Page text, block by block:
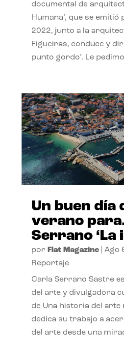
documental de
Humana’, que se emitió
2022, junto a la
Figueiras, conduce y
punto gordo’. Le
Un buen día
verano
Serrano ‘La
por Flat Magazine| Ago
Reportaje
Carla Serrano Sastre
del arte y divulgadora
de Una historia del arte
dedica su trabajo a
del arte desde una